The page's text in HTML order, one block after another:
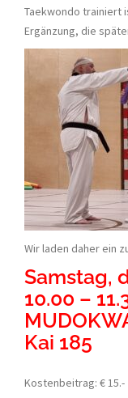
Taekwondo trainiert
Ergänzung, die
Wir laden daher ein
Samstag,
10.00 –
Kai 185
Kostenbeitrag: € 15.-